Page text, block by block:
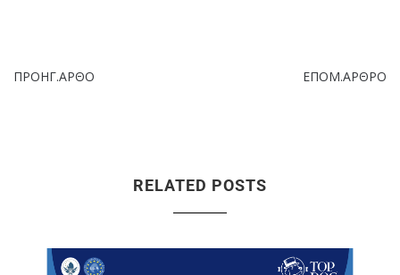
ΠΡΟΗΓ.ΑΡΘΟ ΕΠΟΜ.ΑΡΘΡΟ
RELATED POSTS